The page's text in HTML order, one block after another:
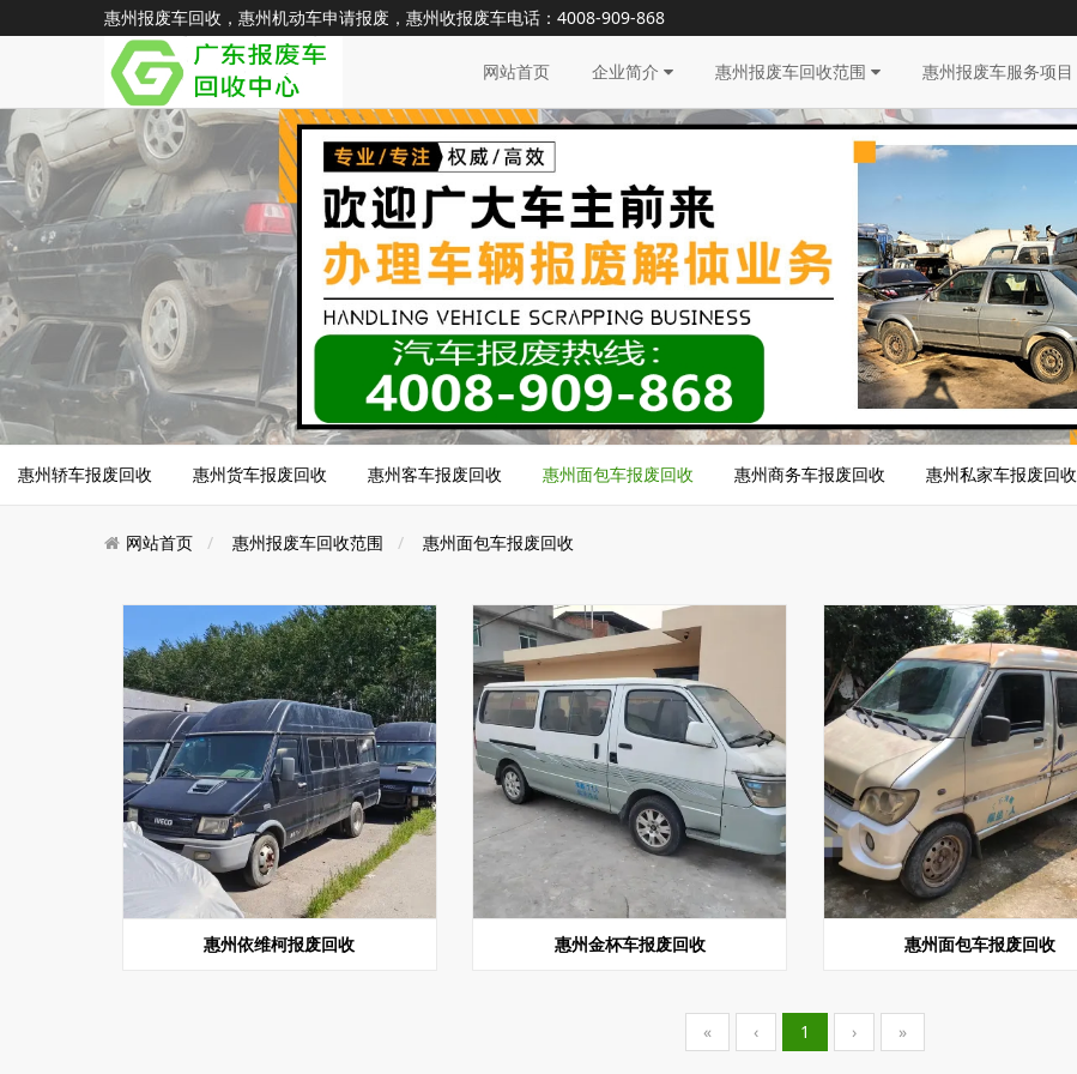
惠州报废车回收，惠州机动车申请报废，惠州收报废车电话：4008-909-868
网站首页 企业简介 惠州报废车回收范围 惠州报废车服务项目
惠州轿车报废回收 惠州货车报废回收 惠州客车报废回收 惠州面包车报废回收 惠州商务车报废回收 惠州私家车报废回收
网站首页 惠州报废车回收范围 惠州面包车报废回收
惠州依维柯报废回收 惠州金杯车报废回收 惠州面包车报废回收
« ‹ 1 › »